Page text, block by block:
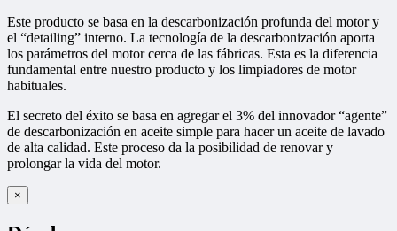
Este producto se basa en la descarbonización profunda del motor y
el “detailing” interno. La tecnología de la descarbonización aporta
los parámetros del motor cerca de las fábricas. Esta es la diferencia
fundamental entre nuestro producto y los limpiadores de motor
habituales.
El secreto del éxito se basa en agregar el 3% del innovador “agente”
de descarbonización en aceite simple para hacer un aceite de lavado
de alta calidad. Este proceso da la posibilidad de renovar y
prolongar la vida del motor.
×